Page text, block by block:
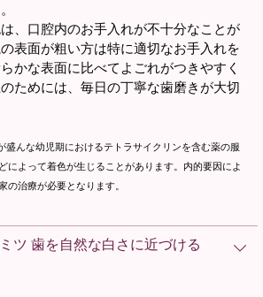
、口腔内のお手入れが不十分なことが
表面が粗い方は特に適切なお手入れを
かな表面に比べてよごれがつきやすく
ためには、毎日の丁寧な歯磨きが大切
んな幼児期におけるテトラサイクリンを含む薬の服
によって着色が生じることがあります。内的要因によ
の治療が必要となります。
ツ 歯を自然な白さに近づける